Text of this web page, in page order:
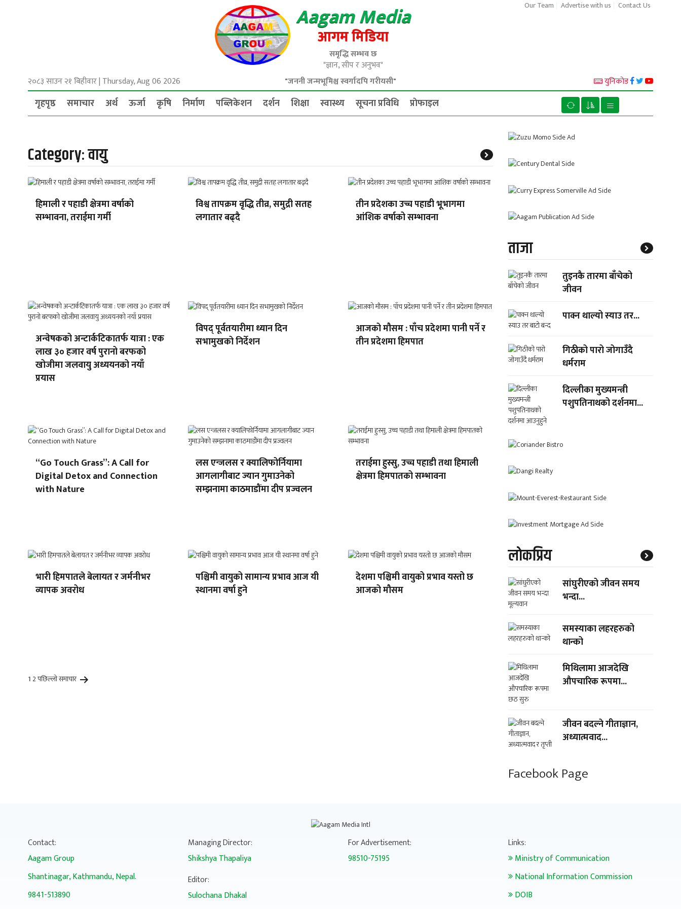
Aagam Media
आगम मिडिया
समृद्धि सम्भव छ
"ज्ञान, सीप र अनुभव"
Our Team Advertise with us Contact Us
२०८३ साउन २१ बिहीवार| Thursday, Aug 06 2026 "जननी जन्मभूमिश्च स्वर्गादपि गरीयसी" युनिकाेड
गृहपृष्ठ समाचार अर्थ ऊर्जा कृषि निर्माण पब्लिकेशन दर्शन शिक्षा स्वास्थ्य सूचना प्रविधि प्राेफाइल
Category:वायु
हिमाली र पहाडी क्षेत्रमा वर्षाको
सम्भावना, तराईमा गर्मी
विश्व तापक्रम वृद्धि तीव्र, समुद्री सतह
लगातार बढ्दै
तीन प्रदेशका उच्च पहाडी भूभागमा
आंशिक वर्षाको सम्भावना
अन्वेषकको अन्टार्कटिकातर्फ यात्रा : एक
लाख ३० हजार वर्ष पुरानो बरफको
खोजीमा जलवायु अध्ययनको नयाँ
प्रयास
विपद् पूर्वतयारीमा ध्यान दिन
सभामुखको निर्देशन
आजको मौसम : पाँच प्रदेशमा पानी पर्ने र
तीन प्रदेशमा हिमपात
“Go Touch Grass”: A Call for
Digital Detox and Connection
with Nature
लस एन्जलस र क्यालिफोर्नियामा
आगलागीबाट ज्यान गुमाउनेको
सम्झनामा काठमाडौंमा दीप प्रज्वलन
तराईमा हुस्सु, उच्च पहाडी तथा हिमाली
क्षेत्रमा हिमपातको सम्भावना
भारी हिमपातले बेलायत र जर्मनीभर
व्यापक अवरोध
पश्चिमी वायुको सामान्य प्रभाव आज यी
स्थानमा वर्षा हुने
देशमा पश्चिमी वायुको प्रभाव यस्तो छ
आजको मौसम
Posts
12पछिल्लाेसमाचार
ताजा
तुइनकै तारमा बाँचेको
जीवन
पाक्न थाल्यो स्याउ तर...
गिठीको पारो जोगाउँदै
धर्मराम
दिल्लीका मुख्यमन्त्री
पशुपतिनाथको दर्शनमा...
लाेकप्रिय
सांघुरीएको जीवन समय
भन्दा...
समस्याका लहरहरुको
थान्को
मिथिलामा आजदेखि
औपचारिक रूपमा...
जीवन बदल्ने गीताज्ञान,
अध्यात्मवाद...
Facebook Page
Contact:
Aagam Group
Shantinagar, Kathmandu, Nepal.
9841-513890
Managing Director:
Shikshya Thapaliya
Editor:
Sulochana Dhakal
For Advertisement:
98510-75195
Links:
Ministry of Communication
National Information Commission
DOIB